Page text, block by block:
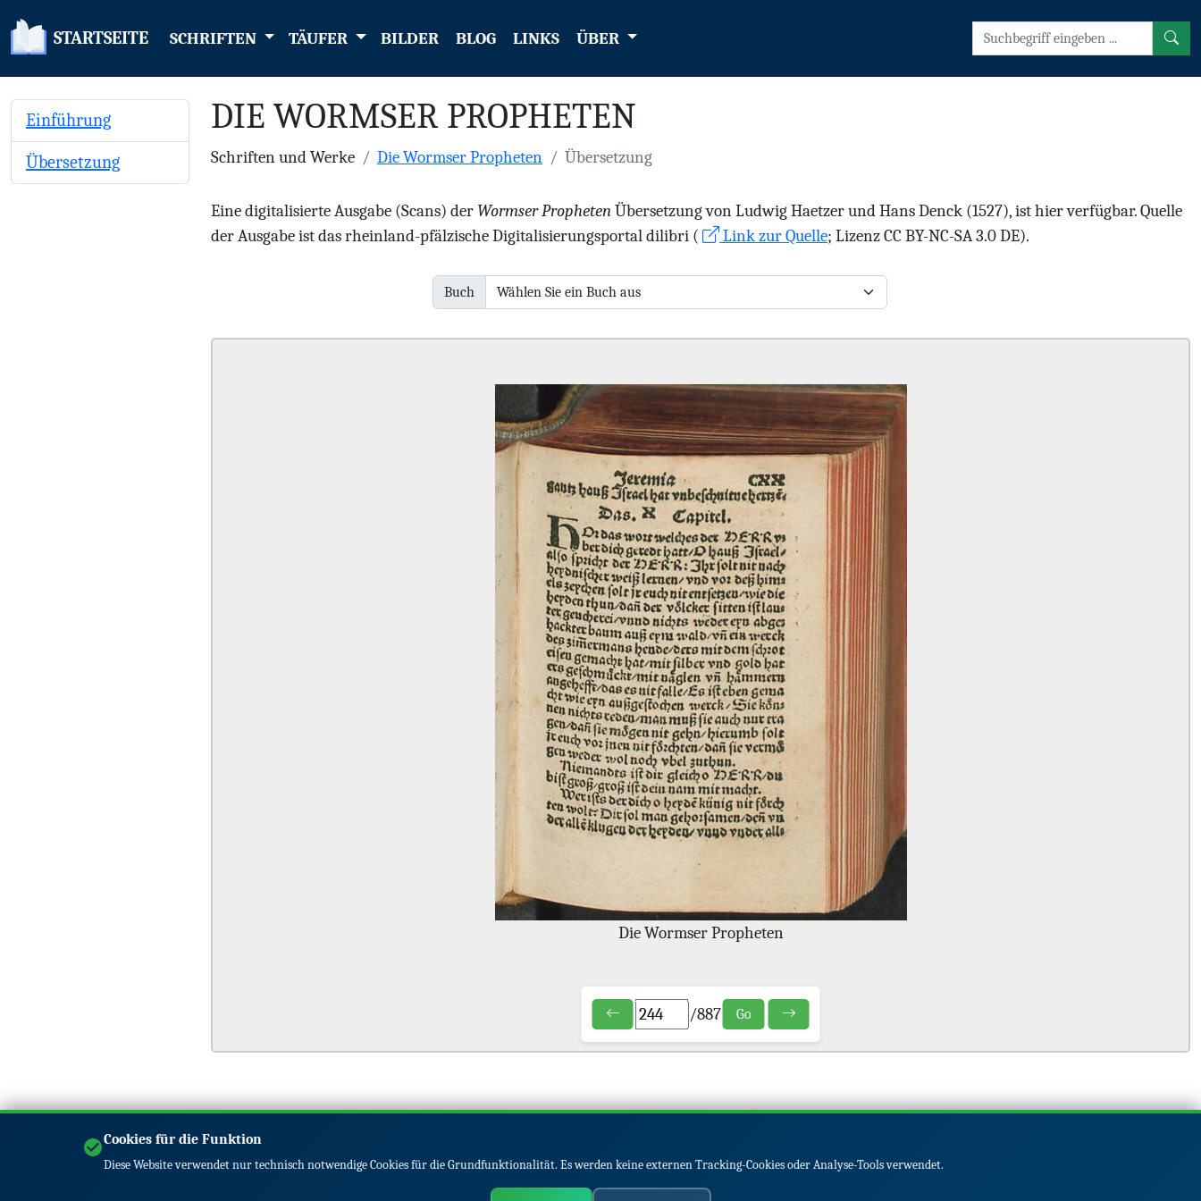
STARTSEITE SCHRIFTEN TÄUFER BILDER BLOG LINKS ÜBER
Einführung
Übersetzung
DIE WORMSER PROPHETEN
Schriften und Werke Die Wormser Propheten Übersetzung
Eine digitalisierte Ausgabe (Scans) der Wormser ProphetenÜbersetzung von Ludwig Haetzer und Hans Denck (1527), ist hier verfügbar. Quelle
der Ausgabe ist das rheinland-pfälzische Digitalisierungsportal dilibri (
Link zur Quelle; Lizenz CC BY-NC-SA 3.0 DE).
Buch
Die Wormser Propheten
/887 Go
Cookies für die Funktion
Diese Website verwendet nur technisch notwendige Cookies für die Grundfunktionalität. Es werden keine externen Tracking-Cookies oder Analyse-Tools verwendet.